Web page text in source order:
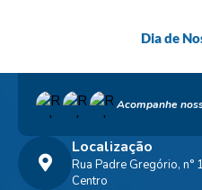
Dia de
Acompanhe
Localização
Rua Padre Gregório, n°
Centro